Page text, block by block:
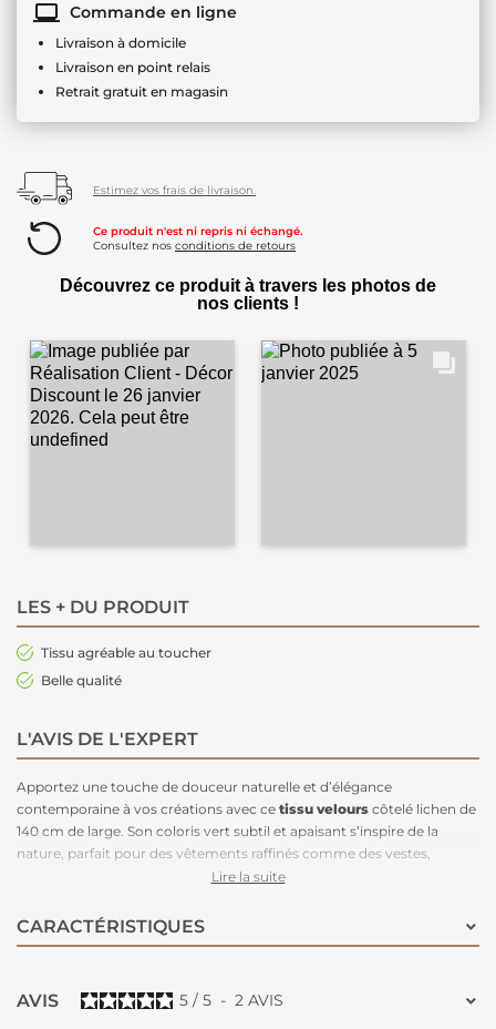
Commande en ligne
Livraison à domicile
Livraison en point relais
Retrait gratuit en magasin
Estimez vos frais de livraison.
Ce produit n'est ni repris ni échangé.
Consultez nos conditions de retours
Découvrez ce produit à travers les photos de
nos clients !
LES + DU PRODUIT
Tissu agréable au toucher
Belle qualité
L'AVIS DE L'EXPERT
Apportez une touche de douceur naturelle et d’élégance
contemporaine à vos créations avec ce tissu velours côtelé lichen de
140 cm de large. Son coloris vert subtil et apaisant s’inspire de la
nature, parfait pour des vêtements raffinés comme des vestes,
pantalons ou robes, ainsi que pour desprojets de déco
son toucher velouté offrent un équilibre parfait entre confort, style et
durabilité.Idéal pour des réalisations uniqueset harmonieuses, ce
Lire la suite
CARACTÉRISTIQUES
AVIS 5 / 5 - 2 AVIS